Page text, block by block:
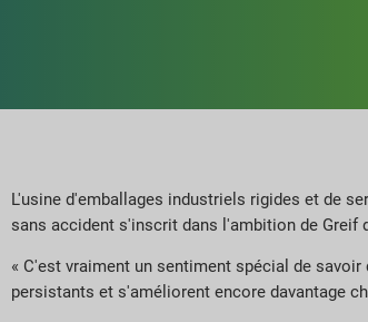
L'usine d'emballages industriels rigides et de
sans accident s'inscrit dans l'ambition de Greif
« C'est vraiment un sentiment spécial de
persistants et s'améliorent encore davantage